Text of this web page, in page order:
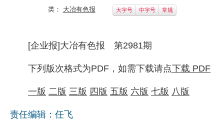
企业文化
类： 大冶有色报 大字号 中字号 常规
[企业报]大冶有色报 第2981期
下列版次格式为PDF，如需下载请点下载 PDF
一版 二版 三版 四版 五版 六版 七版 八版
责任编辑：任飞